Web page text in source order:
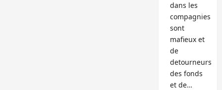
dans les
compagnies
sont
mafieux et
de
detourneurs
des fonds
et de…